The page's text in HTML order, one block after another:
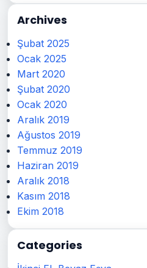
Archives
Şubat 2025
Ocak 2025
Mart 2020
Şubat 2020
Ocak 2020
Aralık 2019
Ağustos 2019
Temmuz 2019
Haziran 2019
Aralık 2018
Kasım 2018
Ekim 2018
Categories